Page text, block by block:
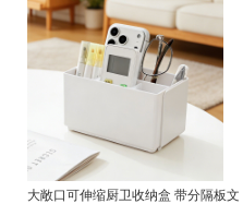
大敞口可伸缩厨卫收纳盒 带分隔板文